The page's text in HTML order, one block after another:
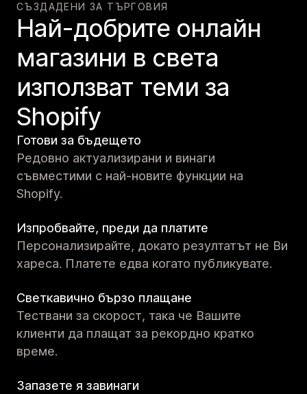
СЪЗДАДЕНИ ЗА ТЪРГОВИЯ
Най-добрите онлайн
магазини в света
използват теми за
Shopify
Готови за бъдещето
Редовно актуализирани и винаги
съвместими с най-новите функции на
Shopify.
Изпробвайте, преди да платите
Персонализирайте, докато резултатът не Ви
хареса. Платете едва когато публикувате.
Светкавично бързо плащане
Тествани за скорост, така че Вашите
клиенти да плащат за рекордно кратко
време.
Запазете я завинаги